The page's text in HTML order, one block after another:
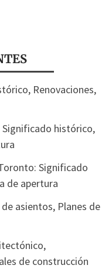
Renovaciones,
histórico,
Significado
de apertura
asientos, Planes de
de construcción